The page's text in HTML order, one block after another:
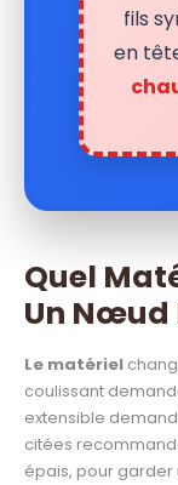
fils
en
Quel
Un Nœud
Le matériel
coulissant
extensible
citées
épais, pour garder